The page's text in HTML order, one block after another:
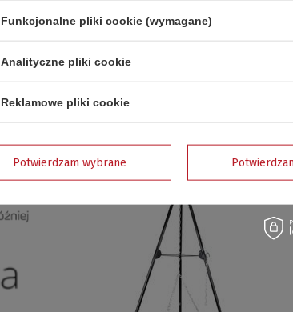
170,00 zł / szt.
Funkcjonalne pliki cookie (wymagane)
Analityczne pliki cookie
Reklamowe pliki cookie
Potwierdzam wybrane